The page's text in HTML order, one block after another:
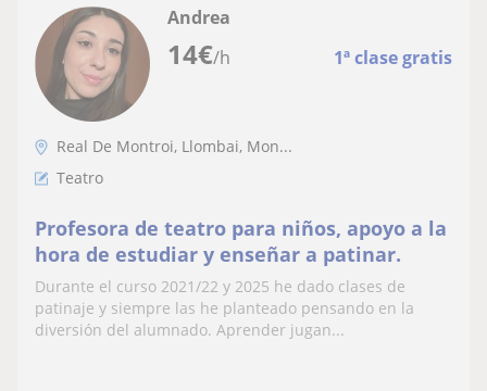
14€/h 1ª clase gratis
Andrea
Real De Montroi, Llombai, Mon...
Teatro
Profesora de teatro para niños, apoyo a la
hora de estudiar y enseñar a patinar.
Durante el curso 2021/22 y 2025 he dado clases de
patinaje y siempre las he planteado pensando en la
diversión del alumnado. Aprender jugan...